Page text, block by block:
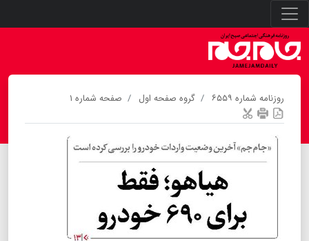
روزنامه شماره ۶۵۵۹ گروه صفحه اول صفحه شماره ۱